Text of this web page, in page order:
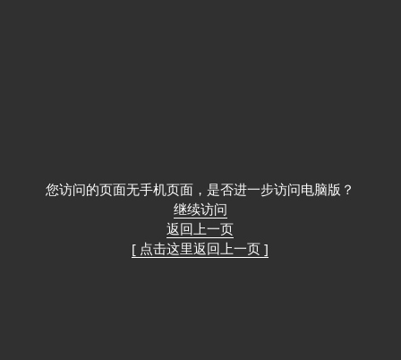
您访问的页面无手机页面，是否进一步访问电脑版？
继续访问
返回上一页
[ 点击这里返回上一页 ]